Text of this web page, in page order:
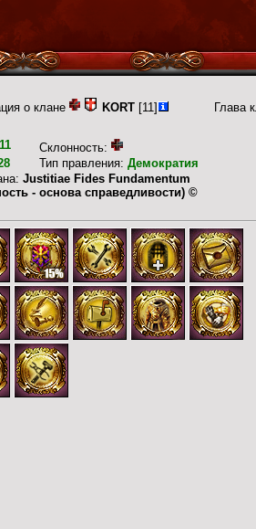
о клане KORT [11] Глава
11
Склонность:
Тип правления: Демократия
Justitiae Fides Fundamentum
- основа справедливости) ©